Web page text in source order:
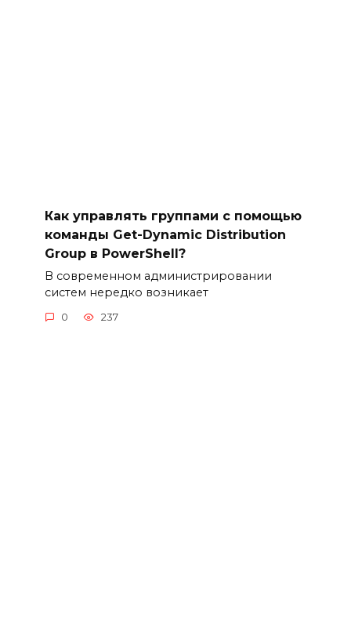
Как управлять группами с помощью
команды Get-Dynamic Distribution
Group в PowerShell?
В современном администрировании
систем нередко возникает
0 237